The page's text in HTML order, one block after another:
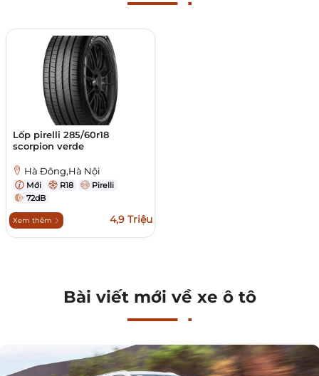
Lốp pirelli 285/60r18
scorpion verde
Hà Đông,Hà Nội
Mới R18
Pirelli
72dB
Xem thêm 4,9 Triệu
Bài viết mới về xe ô tô